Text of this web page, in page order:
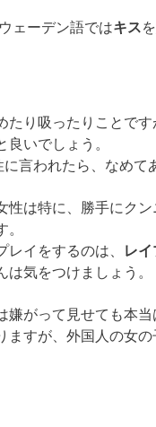
ェーデン語ではキス
たり吸ったりことで
良いでしょう。
言われたら、なめて
性は特に、勝手にク
イをするのは、 レ
気をつけましょう。
嫌がって見せても本
ますが、外国人の女